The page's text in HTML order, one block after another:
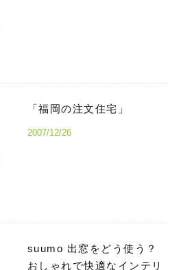
「福岡の注文住宅」
2007/12/26
suumo 出窓をどう使う？
おしゃれで快適なインテリ